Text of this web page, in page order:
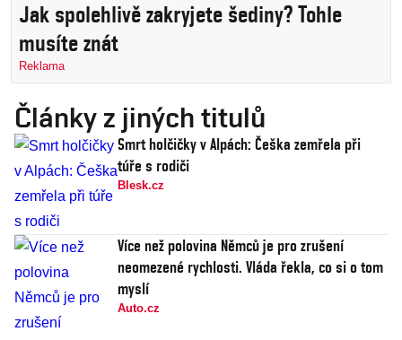
Jak spolehlivě zakryjete šediny? Tohle
musíte znát
Reklama
Články z jiných titulů
Smrt holčičky v Alpách: Češka zemřela při
túře s rodiči
Blesk.cz
Více než polovina Němců je pro zrušení
neomezené rychlosti. Vláda řekla, co si o tom
myslí
Auto.cz